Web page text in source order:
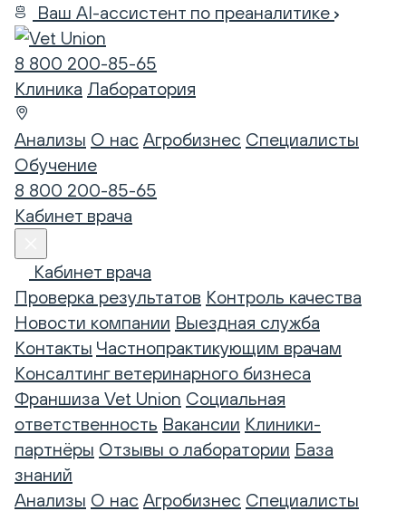
Ваш AI-ассистент по преаналитике
8 800 200-85-65
Клиника Лаборатория
Анализы О нас Агробизнес Специалисты
Обучение
8 800 200-85-65
Кабинет врача
Кабинет врача
Проверка результатов Контроль качества
Новости компании Выездная служба
Контакты Частнопрактикующим врачам
Консалтинг ветеринарного бизнеса
Франшиза Vet Union Социальная
ответственность Вакансии Клиники-
партнёры Отзывы о лаборатории База
знаний
Анализы О нас Агробизнес Специалисты